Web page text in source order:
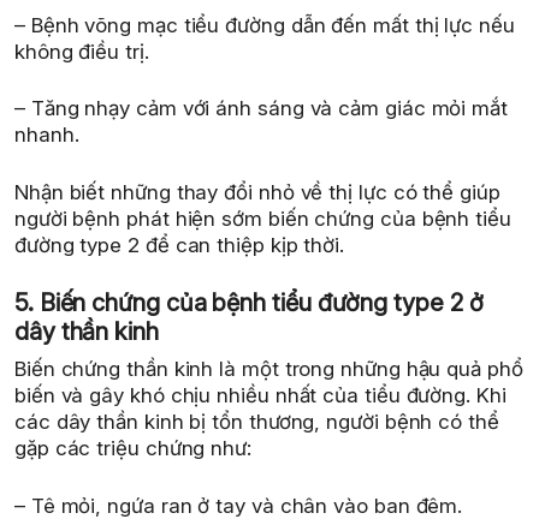
– Bệnh võng mạc tiểu đường dẫn đến mất thị lực nếu
không điều trị.
– Tăng nhạy cảm với ánh sáng và cảm giác mỏi mắt
nhanh.
Nhận biết những thay đổi nhỏ về thị lực có thể giúp
người bệnh phát hiện sớm biến chứng của bệnh tiểu
đường type 2 để can thiệp kịp thời.
5. Biến chứng của bệnh tiểu đường type 2 ở
dây thần kinh
Biến chứng thần kinh là một trong những hậu quả phổ
biến và gây khó chịu nhiều nhất của tiểu đường. Khi
các dây thần kinh bị tổn thương, người bệnh có thể
gặp các triệu chứng như:
– Tê mỏi, ngứa ran ở tay và chân vào ban đêm.